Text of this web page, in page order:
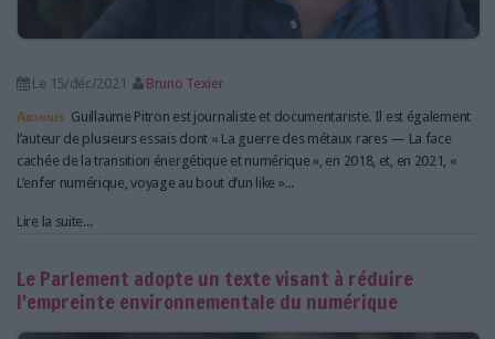
Le 15/déc/2021
Bruno Texier
Abonnés Guillaume Pitron est journaliste et documentariste. Il est également
l’auteur de plusieurs essais dont « La guerre des métaux rares — La face
cachée de la transition énergétique et numérique », en 2018, et, en 2021, «
L’enfer numérique, voyage au bout d’un like »...
Lire la suite...
Le Parlement adopte un texte visant à réduire
l'empreinte environnementale du numérique